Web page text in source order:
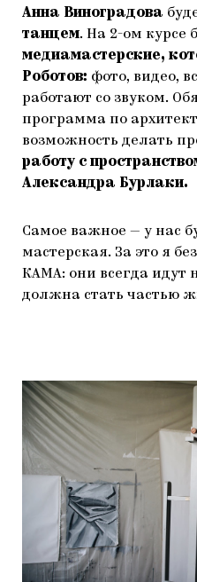
Анна Виноградова
танцем. На 2-ом курсе
медиамастерские,
Роботов: фото, видео,
работают со звуком.
программа по
возможность делать
работу с
Александра Бурлаки.
Самое важное — у нас
мастерская. За это я
КАМА: они всегда идут
должна стать частью